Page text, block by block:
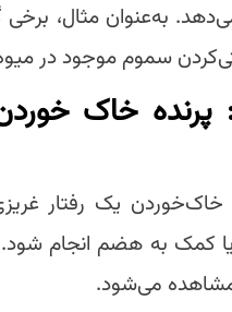
به‌عنوان مثال،
سموم موجود در
پرنده خاک
خاک‌خوردن یک رفتار
کمک به هضم انجام شود.
می‌شود.